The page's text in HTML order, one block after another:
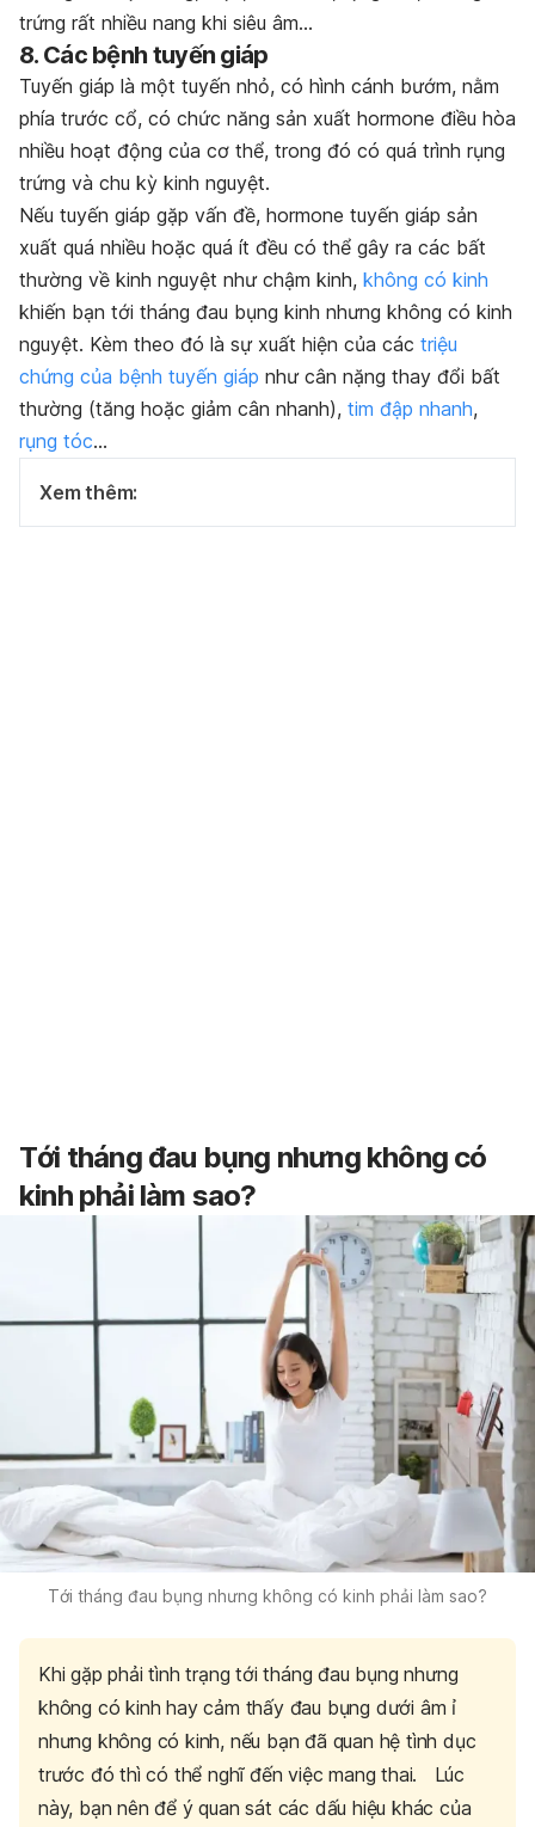
trứng rất nhiều nang khi siêu âm…
8. Các bệnh tuyến giáp
Tuyến giáp là một tuyến nhỏ, có hình cánh bướm, nằm
phía trước cổ, có chức năng sản xuất hormone điều hòa
nhiều hoạt động của cơ thể, trong đó có quá trình rụng
trứng và chu kỳ kinh nguyệt.
Nếu tuyến giáp gặp vấn đề, hormone tuyến giáp sản
xuất quá nhiều hoặc quá ít đều có thể gây ra các bất
thường về kinh nguyệt như chậm kinh, không có kinh
khiến bạn tới tháng đau bụng kinh nhưng không có kinh
nguyệt. Kèm theo đó là sự xuất hiện của các triệu
chứng của bệnh tuyến giáp như cân nặng thay đổi bất
thường (tăng hoặc giảm cân nhanh), tim đập nhanh,
rụng tóc…
Xem thêm:
Tới tháng đau bụng nhưng không có
kinh phải làm sao?
Tới tháng đau bụng nhưng không có kinh phải làm sao?
Khi gặp phải tình trạng tới tháng đau bụng nhưng
không có kinh hay cảm thấy đau bụng dưới âm ỉ
nhưng không có kinh, nếu bạn đã quan hệ tình dục
trước đó thì có thể nghĩ đến việc mang thai.
Lúc
này, bạn nên để ý quan sát các dấu hiệu khác của